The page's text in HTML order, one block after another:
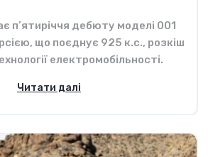
п’ятиріччя дебюту моделі 001
що поєднує 925 к.с., розкіш
електромобільності.
Читати далі